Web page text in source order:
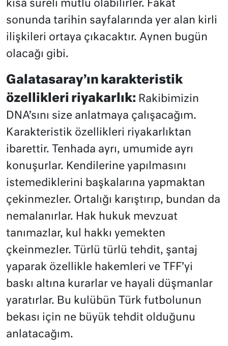
kısa süreli mutlu olabilirler. Fakat
sonunda tarihin sayfalarında yer alan kirli
ilişkileri ortaya çıkacaktır. Aynen bugün
olacağı gibi.
Galatasaray’ın karakteristik
özellikleri riyakarlık: Rakibimizin
DNA’sını size anlatmaya çalışacağım.
Karakteristik özellikleri riyakarlıktan
ibarettir. Tenhada ayrı, umumide ayrı
konuşurlar. Kendilerine yapılmasını
istemediklerini başkalarına yapmaktan
çekinmezler. Ortalığı karıştırıp, bundan da
nemalanırlar. Hak hukuk mevzuat
tanımazlar, kul hakkı yemekten
çkeinmezler. Türlü türlü tehdit, şantaj
yaparak özellikle hakemleri ve TFF’yi
baskı altına kurarlar ve hayali düşmanlar
yaratırlar. Bu kulübün Türk futbolunun
bekası için ne büyük tehdit olduğunu
anlatacağım.